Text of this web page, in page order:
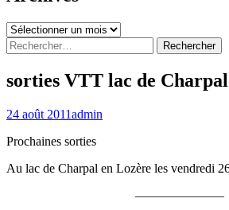
Archives
Rechercher :
sorties VTT lac de
24 août 2011admin
Prochaines sorties
Au lac de Charpal en Lozère les vendredi
———————